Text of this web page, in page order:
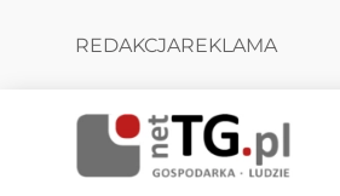
REDAKCJAREKLAMA